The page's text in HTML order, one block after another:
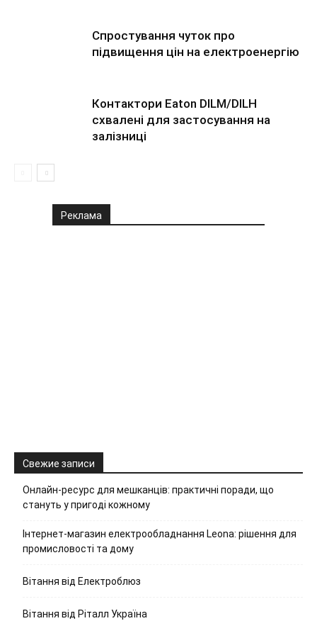
Спростування чуток про
підвищення цін на електроенергію
Контактори Eaton DILM/DILH
схвалені для застосування на
залізниці
Реклама
Свежие записи
Онлайн-ресурс для мешканців: практичні поради, що
стануть у пригоді кожному
Інтернет-магазин електрообладнання Leona: рішення для
промисловості та дому
Вітання від Електроблюз
Вітання від Ріталл Україна